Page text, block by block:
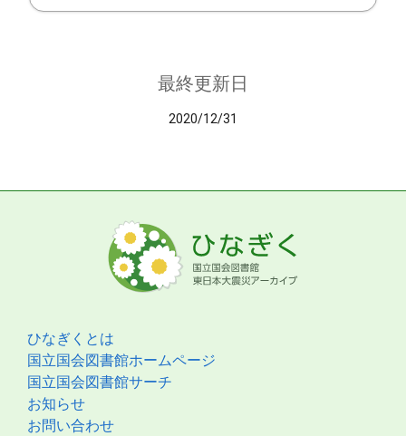
最終更新日
2020/12/31
ひなぎくとは
国立国会図書館ホームページ
国立国会図書館サーチ
お知らせ
お問い合わせ